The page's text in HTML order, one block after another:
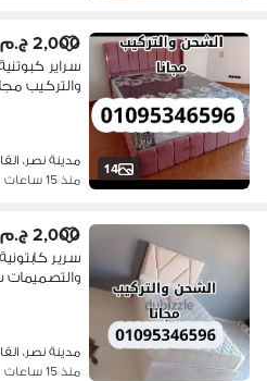
14
2,000 ج.م
سراير
والتركيب
مدينة نصر،
منذ 15 ساعات
2,000 ج.م
سرير
والتصميمات
مدينة نصر،
منذ 15 ساعات